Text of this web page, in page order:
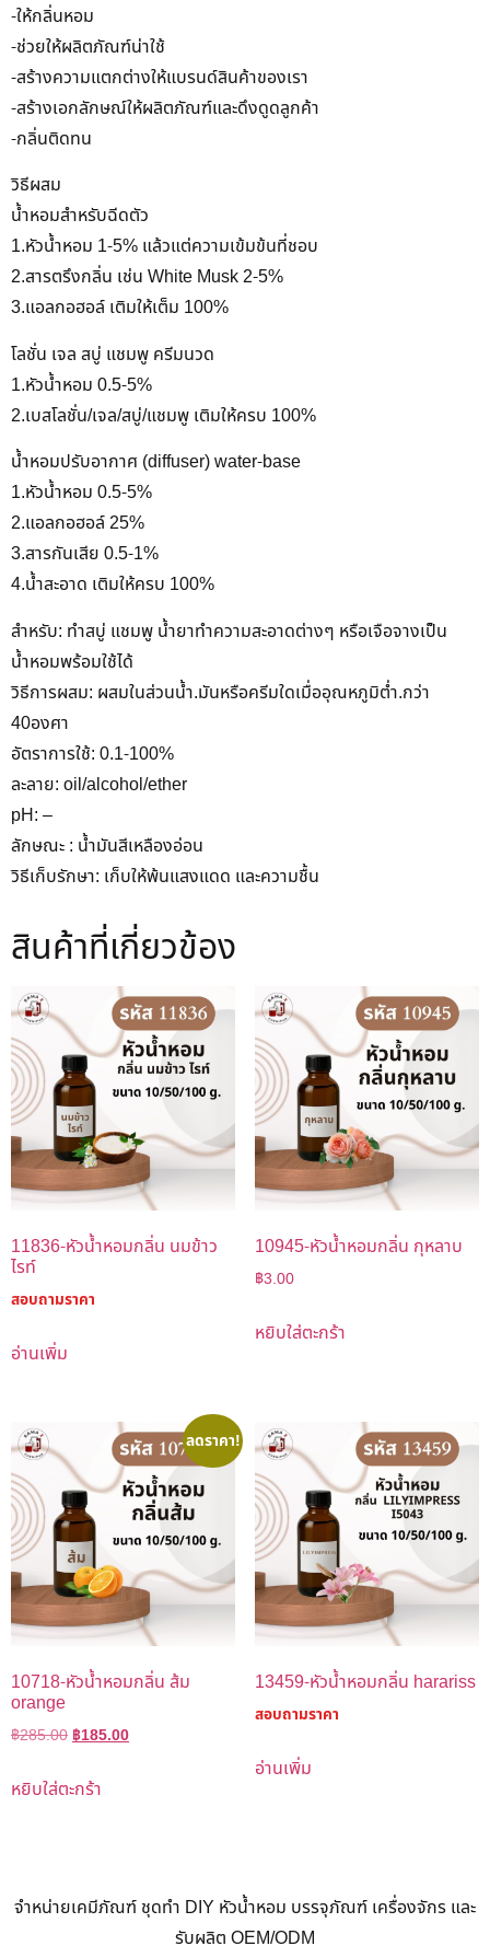
-ให้กลิ่นหอม
-ช่วยให้ผลิตภัณฑ์น่าใช้
-สร้างความแตกต่างให้แบรนด์สินค้าของเรา
-สร้างเอกลักษณ์ให้ผลิตภัณฑ์และดึงดูดลูกค้า
-กลิ่นติดทน
วิธีผสม
น้ำหอมสำหรับฉีดตัว
1.หัวน้ำหอม 1-5% แล้วแต่ความเข้มข้นที่ชอบ
2.สารตรึงกลิ่น เช่น White Musk 2-5%
3.แอลกอฮอล์ เติมให้เต็ม 100%
โลชั่น เจล สบู่ แชมพู ครีมนวด
1.หัวน้ำหอม 0.5-5%
2.เบสโลชั่น/เจล/สบู่/แชมพู เติมให้ครบ 100%
น้ำหอมปรับอากาศ (diffuser) water-base
1.หัวน้ำหอม 0.5-5%
2.แอลกอฮอล์ 25%
3.สารกันเสีย 0.5-1%
4.น้ำสะอาด เติมให้ครบ 100%
สำหรับ: ทำสบู่ แชมพู น้ำยาทำความสะอาดต่างๆ หรือเจือจางเป็น
น้ำหอมพร้อมใช้ได้
วิธีการผสม: ผสมในส่วนน้ำ.มันหรือครีมใดเมื่ออุณหภูมิต่ำ.กว่า
40องศา
อัตราการใช้: 0.1-100%
ละลาย: oil/alcohol/ether
pH: –
ลักษณะ : น้ำมันสีเหลืองอ่อน
วิธีเก็บรักษา: เก็บให้พ้นแสงแดด และความชื้น
สินค้าที่เกี่ยวข้อง
11836-หัวน้ำหอมกลิ่น นมข้าว
ไรท์
สอบถามราคา
อ่านเพิ่ม
10945-หัวน้ำหอมกลิ่น กุหลาบ
฿3.00
หยิบใส่ตะกร้า
ลดราคา!
10718-หัวน้ำหอมกลิ่น ส้ม
orange
฿285.00 ฿185.00
หยิบใส่ตะกร้า
13459-หัวน้ำหอมกลิ่น harariss
สอบถามราคา
อ่านเพิ่ม
จำหน่ายเคมีภัณฑ์ ชุดทำ DIY หัวน้ำหอม บรรจุภัณฑ์ เครื่องจักร และ
รับผลิต OEM/ODM